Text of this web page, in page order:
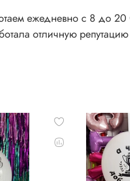
ежедневно с 8 до
отличную